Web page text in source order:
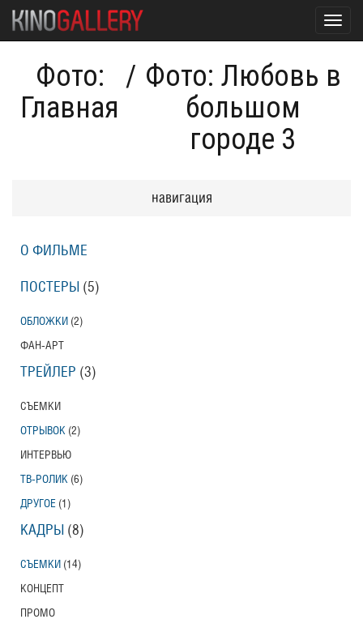
Фото:
Главная
/ Фото: Любовь в
большом
городе 3
навигация
О ФИЛЬМЕ
ПОСТЕРЫ (5)
ОБЛОЖКИ (2)
ФАН-АРТ
ТРЕЙЛЕР (3)
СЪЕМКИ
ОТРЫВОК (2)
ИНТЕРВЬЮ
ТВ-РОЛИК (6)
ДРУГОЕ (1)
КАДРЫ (8)
СЪЕМКИ (14)
КОНЦЕПТ
ПРОМО